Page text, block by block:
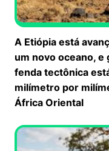
A Etiópia está
um novo oceano, e
fenda tectônica
milímetro por
África Oriental